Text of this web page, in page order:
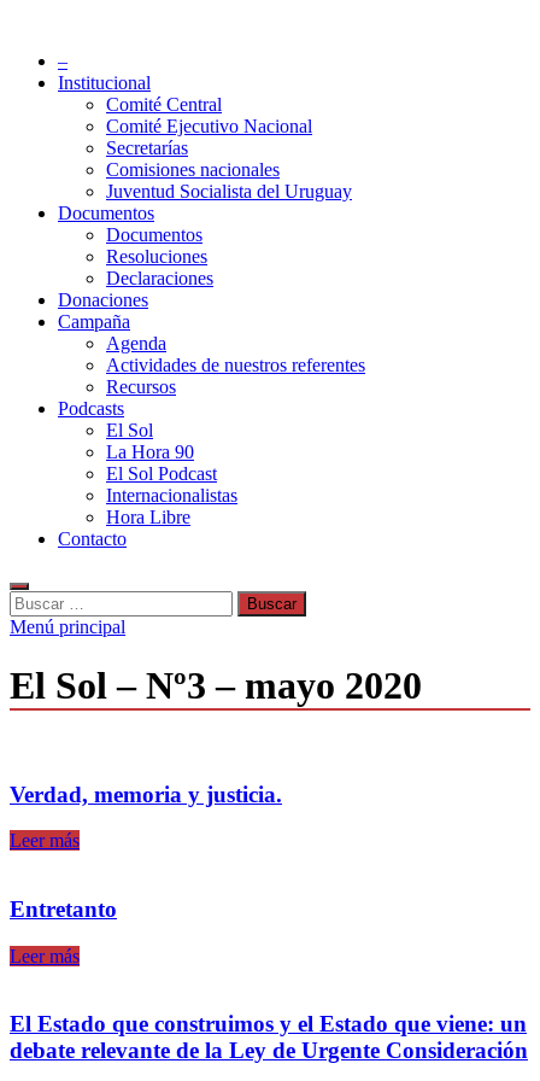
contenido
Partido Socialista de Uruguay
–
Institucional
Comité Central
Comité Ejecutivo Nacional
Secretarías
Comisiones nacionales
Juventud Socialista del Uruguay
Documentos
Documentos
Resoluciones
Declaraciones
Donaciones
Campaña
Agenda
Actividades de nuestros referentes
Recursos
Podcasts
El Sol
La Hora 90
El Sol Podcast
Internacionalistas
Hora Libre
Contacto
Buscar:
Menú principal
El Sol – Nº3 – mayo 2020
Verdad, memoria y justicia.
Verdad,
justicia.
Leer más
Entretanto
Entretanto
Leer más
El Estado que construimos y el Estado que viene: un
debate relevante de la Ley de Urgente Consideración